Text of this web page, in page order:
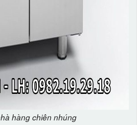
hàng chiên nhúng